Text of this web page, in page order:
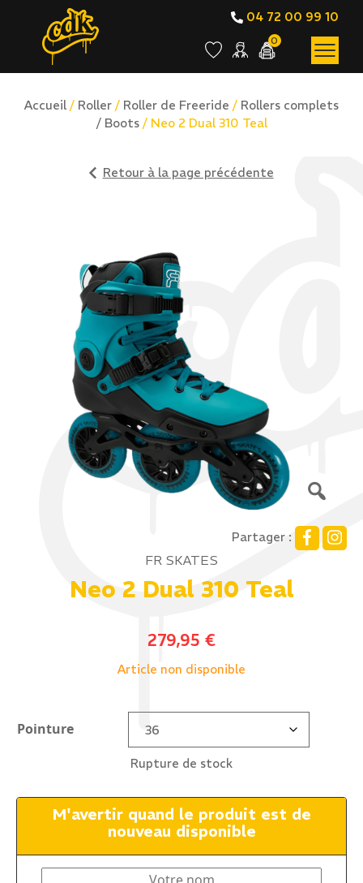
04 72 00 99 10
0
Accueil / Roller / Roller de Freeride / Rollers complets
/ Boots/ Neo 2 Dual 310 Teal
Retour à la page précédente
Partager :
FR SKATES
Neo 2 Dual 310 Teal
279,95 €
Article non disponible
Pointure
Rupture de stock
M'avertir quand le produit est de
nouveau disponible